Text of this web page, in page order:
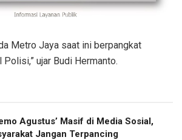
Metro Jaya saat ini berpangkat
ujar Budi Hermanto.
Agustus’ Masif di Media Sosial,
Jangan Terpancing